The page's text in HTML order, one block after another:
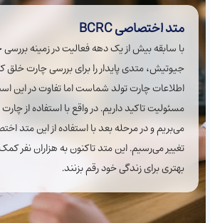
متد اختصاصی ‌BCRC
با سابقه بیش از یک دهه فعالیت در زمینه
جیوتیش، متدی پایدار را برای بررسی چارت خلق
اطلاعات چارت تولد شماست اما تفاوت در این
مسئولیت تاکید داریم. در واقع با استفاده از
می‌بریم و در مرحله بعد با استفاده از این متد
تغییر می‌رسیم. این متد تاکنون به هزاران نفر
بهتری برای زندگی خود رقم بزنند.